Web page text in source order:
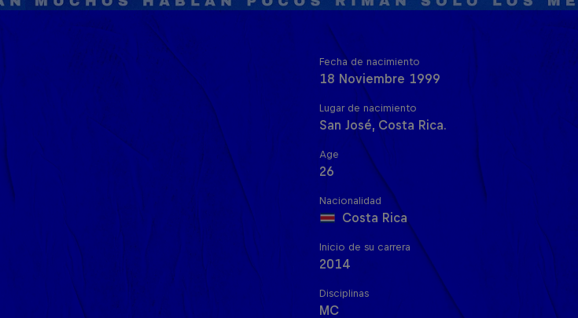
Fecha de nacimiento
18 Noviembre 1999
Lugar de nacimiento
San José, Costa Rica.
Age
26
Nacionalidad
Costa Rica
Inicio de su carrera
2014
Disciplinas
MC